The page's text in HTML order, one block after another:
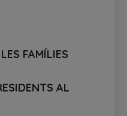
FAMÍLIES
AL